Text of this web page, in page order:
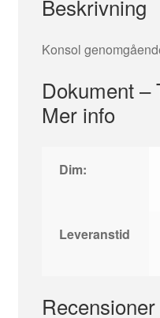
Beskrivning
Konsol
Dokument –
Mer info
Dim:
Leveranstid
Recensioner